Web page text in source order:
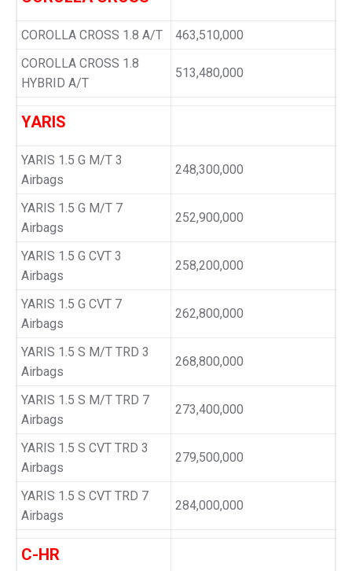
COROLLA CROSS 1.8 A/T
463,510,000
COROLLA CROSS 1.8
HYBRID A/T
513,480,000
YARIS
YARIS 1.5 G M/T 3
Airbags
248,300,000
YARIS 1.5 G M/T 7
Airbags
252,900,000
YARIS 1.5 G CVT 3
Airbags
258,200,000
YARIS 1.5 G CVT 7
Airbags
262,800,000
YARIS 1.5 S M/T TRD 3
Airbags
268,800,000
YARIS 1.5 S M/T TRD 7
Airbags
273,400,000
YARIS 1.5 S CVT TRD 3
Airbags
279,500,000
YARIS 1.5 S CVT TRD 7
Airbags
284,000,000
C-HR